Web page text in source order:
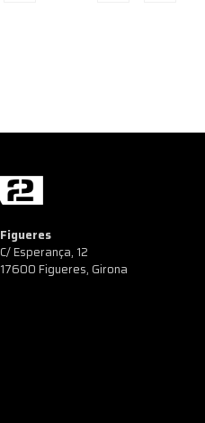
Figueres
C/ Esperança, 12
17600 Figueres, Girona